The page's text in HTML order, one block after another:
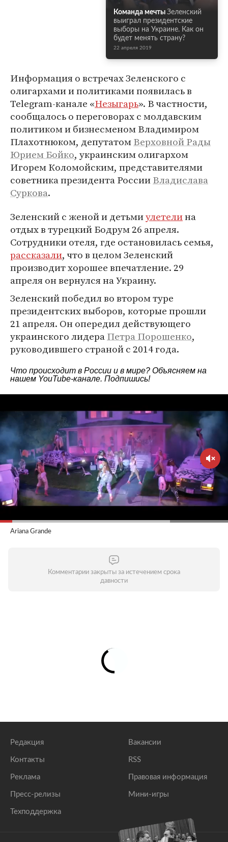
Команда мечты Зеленский
выиграл президентские
выборы на Украине. Как он
будет менять страну?
22 апреля 2019
Информация о встречах Зеленского с
олигархами и политиками появилась в
Telegram-канале «Незыгарь». В частности,
сообщалось о переговорах с молдавским
политиком и бизнесменом Владимиром
Плахотнюком, депутатомВерховной Рады
Юрием Бойко, украинским олигархом
Игорем Коломойским, представителями
советника президента РоссииВладислава
Суркова.
Зеленский с женой и детьмиулетелина
отдых в турецкий Бодрум 26 апреля.
Сотрудники отеля, где остановилась семья,
рассказали, что в целом Зеленский
производит хорошее впечатление. 29
апреля он вернулся на Украину.
Зеленский победил во втором туре
президентских выборов, которые прошли
21 апреля. Он опередил действующего
украинского лидераПетра Порошенко,
руководившего страной с 2014 года.
Что происходит в России и в мире? Объясняем на
нашем YouTube-канале. Подпишись!
Ariana Grande
Комментарии закрыты за истечением срока
давности
Редакция
Контакты
Реклама
Пресс-релизы
Техподдержка
Вакансии
RSS
Правовая информация
Мини-игры